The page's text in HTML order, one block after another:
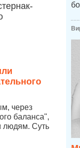
через
баланса",
людям. Суть